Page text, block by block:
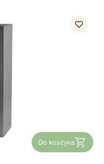
Do koszyka